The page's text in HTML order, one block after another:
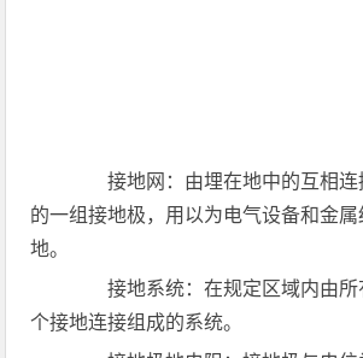
接地网：由埋在地中的互相连
的一组接地极，用以为电气设备和金属
地。
接地系统：在规定区域内由所
个接地连接组成的系统。